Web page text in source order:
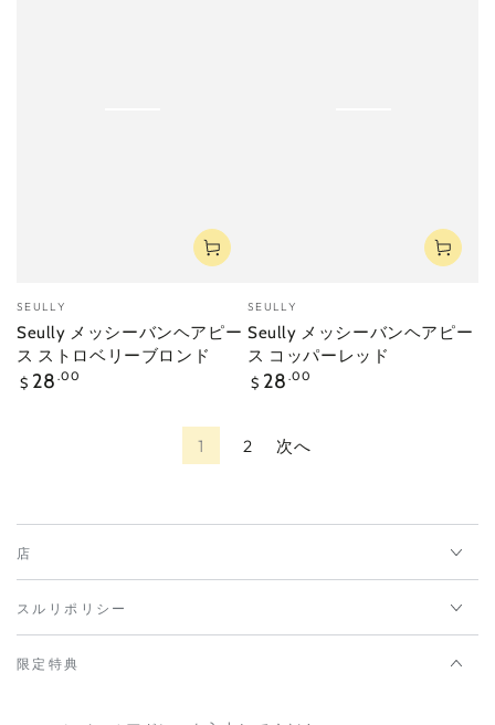
ベ
ン
ダ
ー
SEULLY
Seully メッシーバンヘアピー
ス ストロベリーブロンド
定
$ 28 .00
ベ
ン
ダ
ー
SEULLY
Seully メッシーバンヘアピー
ス コッパーレッド
定
$ 28 .00
1 2 次へ
店
スルリポリシー
限定特典